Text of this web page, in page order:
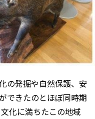
の発掘や自然保護、安
できたのとほぼ同時期
化に満ちたこの地域